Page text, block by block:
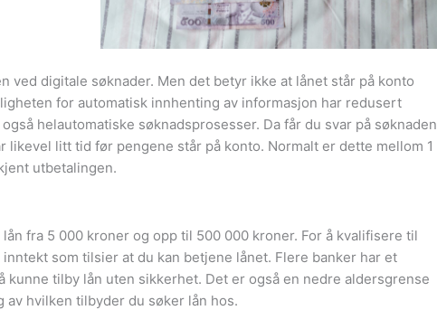
ved digitale søknader. Men det betyr ikke at lånet står på konto
for automatisk innhenting av informasjon har redusert
helautomatiske søknadsprosesser. Da får du svar på søknaden
likevel litt tid før pengene står på konto. Normalt er dette mellom 1
utbetalingen.
fra 5 000 kroner og opp til 500 000 kroner. For å kvalifisere til
som tilsier at du kan betjene lånet. Flere banker har et
kunne tilby lån uten sikkerhet. Det er også en nedre aldersgrense
av hvilken tilbyder du søker lån hos.